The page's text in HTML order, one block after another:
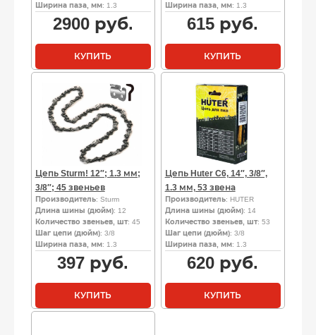
Ширина паза, мм: 1.3
2900руб.
КУПИТЬ
Ширина паза, мм: 1.3
615 руб.
КУПИТЬ
Цепь Sturm! 12″; 1.3 мм;
3/8″; 45 звеньев
Производитель: Sturm
Длина шины (дюйм): 12
Количество звеньев, шт: 45
Шаг цепи (дюйм): 3/8
Ширина паза, мм: 1.3
397 руб.
КУПИТЬ
Цепь Huter C6, 14″, 3/8″,
1.3 мм, 53 звена
Производитель: HUTER
Длина шины (дюйм): 14
Количество звеньев, шт: 53
Шаг цепи (дюйм): 3/8
Ширина паза, мм: 1.3
620 руб.
КУПИТЬ